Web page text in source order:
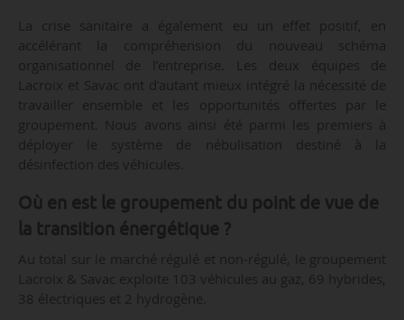
La crise sanitaire a également eu un effet positif, en
accélérant la compréhension du nouveau schéma
organisationnel de l’entreprise. Les deux équipes de
Lacroix et Savac ont d’autant mieux intégré la nécessité de
travailler ensemble et les opportunités offertes par le
groupement. Nous avons ainsi été parmi les premiers à
déployer le système de nébulisation destiné à la
désinfection des véhicules.
Où en est le groupement du point de vue de
la transition énergétique ?
Au total sur le marché régulé et non-régulé, le groupement
Lacroix & Savac exploite 103 véhicules au gaz, 69 hybrides,
38 électriques et 2 hydrogène.